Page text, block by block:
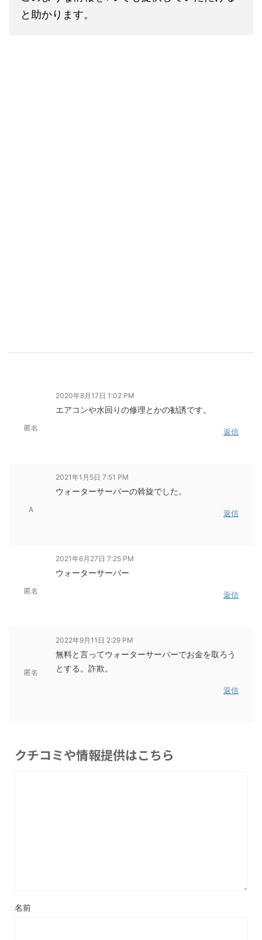
と助かります。
匿名
2020年8月17日 1:02 PM
エアコンや水回りの修理とかの勧誘です。
返信
A
2021年1月5日 7:51 PM
ウォーターサーバーの斡旋でした。
返信
匿名
2021年6月27日 7:25 PM
ウォーターサーバー
返信
匿名
2022年9月11日 2:29 PM
無料と言ってウォーターサーバーでお金を取ろう
とする。詐欺。
返信
クチコミや情報提供はこちら
名前